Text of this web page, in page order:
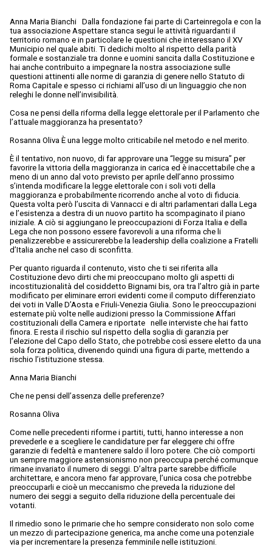
Anna Maria Bianchi Dalla fondazione fai parte di Carteinregola e con la
tua associazione Aspettare stanca segui le attività riguardanti il
territorio romano e in particolare le questioni che interessano il XV
Municipio nel quale abiti. Ti dedichi molto al rispetto della parità
formale e sostanziale tra donne e uomini sancita dalla Costituzione e
hai anche contribuito a impegnare la nostra associazione sulle
questioni attinenti alle norme di garanzia di genere nello Statuto di
Roma Capitale e spesso ci richiami all’uso di un linguaggio che non
releghi le donne nell’invisibilità.
Cosa ne pensi della riforma della legge elettorale per il Parlamento che
l’attuale maggioranza ha presentato?
Rosanna Oliva È una legge molto criticabile nel metodo e nel merito.
È il tentativo, non nuovo, di far approvare una “legge su misura” per
favorire la vittoria della maggioranza in carica ed è inaccettabile che a
meno di un anno dal voto previsto per aprile dell’anno prossimo
s’intenda modificare la legge elettorale con i soli voti della
maggioranza e probabilmente ricorrendo anche al voto di fiducia.
Questa volta però l’uscita di Vannacci e di altri parlamentari dalla Lega
e l’esistenza a destra di un nuovo partito ha scompaginato il piano
iniziale. A ciò si aggiungano le preoccupazioni di Forza Italia e della
Lega che non possono essere favorevoli a una riforma che li
penalizzerebbe e assicurerebbe la leadership della coalizione a Fratelli
d’Italia anche nel caso di sconfitta.
Per quanto riguarda il contenuto, visto che ti sei riferita alla
Costituzione devo dirti che mi preoccupano molto gli aspetti di
incostituzionalità del cosiddetto Bignami bis, ora tra l’altro già in parte
modificato per eliminare errori evidenti come il computo differenziato
dei voti in Valle D’Aosta e Friuli-Venezia Giulia. Sono le preoccupazioni
esternate più volte nelle audizioni presso la Commissione Affari
costituzionali della Camera e riportate nelle interviste che hai fatto
finora. E resta il rischio sul rispetto della soglia di garanzia per
l’elezione del Capo dello Stato, che potrebbe così essere eletto da una
sola forza politica, divenendo quindi una figura di parte, mettendo a
rischio l’istituzione stessa.
Anna Maria Bianchi
Che ne pensi dell’assenza delle preferenze?
Rosanna Oliva
Come nelle precedenti riforme i partiti, tutti, hanno interesse a non
prevederle e a scegliere le candidature per far eleggere chi offre
garanzie di fedeltà e mantenere saldo il loro potere. Che ciò comporti
un sempre maggiore astensionismo non preoccupa perché comunque
rimane invariato il numero di seggi. D’altra parte sarebbe difficile
architettare, e ancora meno far approvare, l’unica cosa che potrebbe
preoccuparli e cioè un meccanismo che preveda la riduzione del
numero dei seggi a seguito della riduzione della percentuale dei
votanti.
Il rimedio sono le primarie che ho sempre considerato non solo come
un mezzo di partecipazione generica, ma anche come una potenziale
via per incrementare la presenza femminile nelle istituzioni.